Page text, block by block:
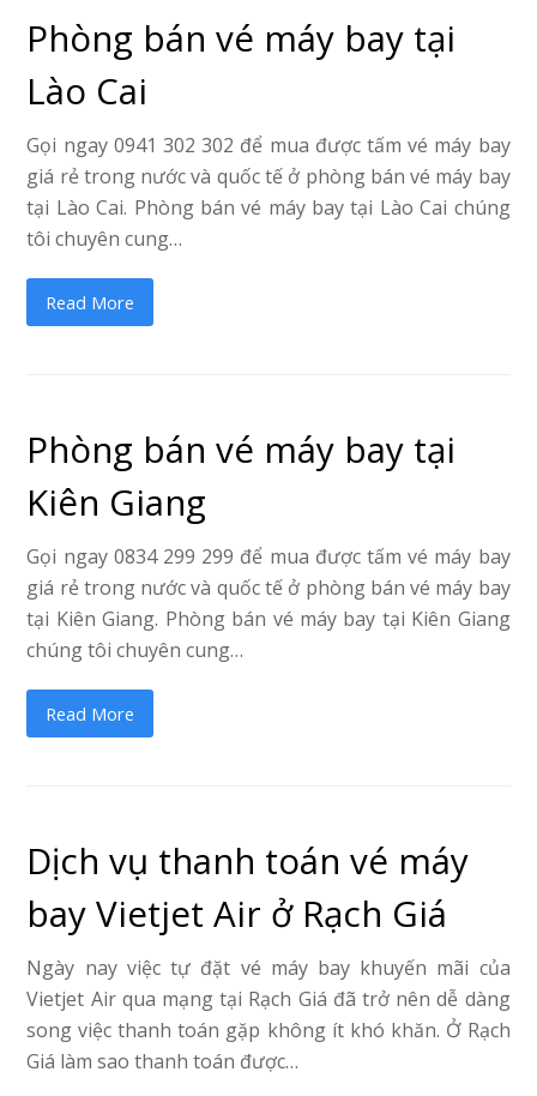
Phòng bán vé máy bay tại
Lào Cai
Gọi ngay 0941 302 302 để mua được tấm vé máy bay
giá rẻ trong nước và quốc tế ở phòng bán vé máy bay
tại Lào Cai. Phòng bán vé máy bay tại Lào Cai chúng
tôi chuyên cung…
Read More
Phòng bán vé máy bay tại
Kiên Giang
Gọi ngay 0834 299 299 để mua được tấm vé máy bay
giá rẻ trong nước và quốc tế ở phòng bán vé máy bay
tại Kiên Giang. Phòng bán vé máy bay tại Kiên Giang
chúng tôi chuyên cung…
Read More
Dịch vụ thanh toán vé máy
bay Vietjet Air ở Rạch Giá
Ngày nay việc tự đặt vé máy bay khuyến mãi của
Vietjet Air qua mạng tại Rạch Giá đã trở nên dễ dàng
song việc thanh toán gặp không ít khó khăn. Ở Rạch
Giá làm sao thanh toán được…